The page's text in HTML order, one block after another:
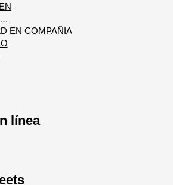
EN COMPAÑIA
línea